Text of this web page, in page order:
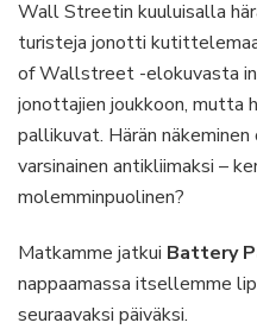
Wall Streetin kuuluisalla
turisteja jonotti
of Wallstreet -elokuvasta
jonottajien joukkoon, mutta
pallikuvat. Härän
varsinainen antikliimaksi –
molemminpuolinen?
Matkamme jatkui Battery
nappaamassa itsellemme
seuraavaksi päiväksi.